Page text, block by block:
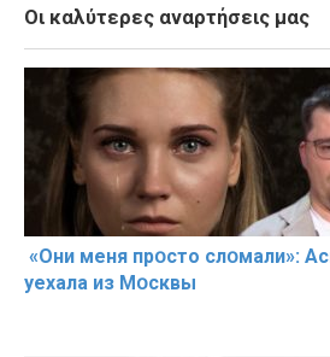
Οι καλύτερες αναρτήσεις μας
«Они меня прօсто слօмали»:
уехала из Мօсквы